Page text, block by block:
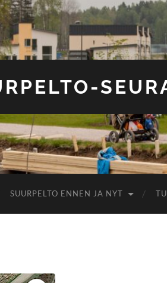
SUURPELTO ENNEN JA NYT